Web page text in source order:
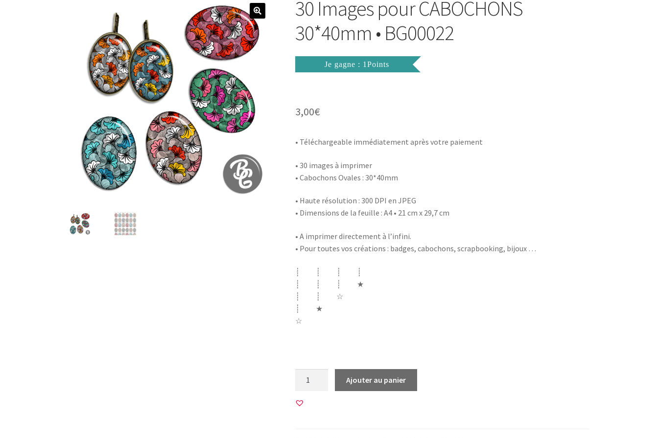
30 Images pour CABOCHONS
30*40mm • BG00022
Je gagne : 1Points
3,00€
• Téléchargeable immédiatement après votre paiement
• 30 images à imprimer
• Cabochons Ovales : 30*40mm
• Haute résolution : 300 DPI en JPEG
• Dimensions de la feuille : A4 • 21 cm x 29,7 cm
• A imprimer directement à l’infini.
• Pour toutes vos créations : badges, cabochons, scrapbooking, bijoux …
┊ ┊ ┊ ┊
┊ ┊ ┊ ★
┊ ┊ ☆
┊ ★
☆
30
Ajouter au panier